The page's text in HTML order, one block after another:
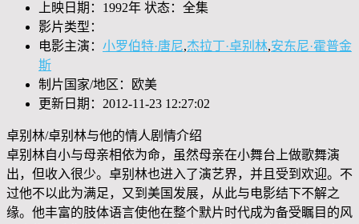
上映日期：1992年 状态：全集
影片类型：
电影主演： 小罗伯特·唐尼,杰拉丁·卓别林,安东尼·霍普金
斯
制片国家/地区：欧美
更新日期：2012-11-23 12:27:02
卓别林/卓别林与他的情人剧情介绍
卓别林自小与母亲相依为命，虽然母亲在小舞台上做歌舞演
出，但收入很少。卓别林也进入了演艺界，并且受到欢迎。不
过他不以此为满足，又到美国发展，从此与电影结下不解之
缘。他丰富的肢体语言使他在整个默片时代成为备受瞩目的风